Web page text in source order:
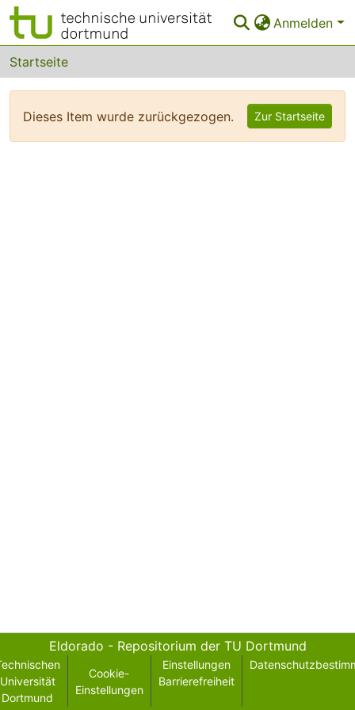
Anmelden
Bereiche & Sammlungen
Das gesamte Repositorium
FAQ
Startseite
Dieses Item wurde zurückgezogen. Zur Startseite
Eldorado - Repositorium der TU Dortmund
Universität
Dortmund
Cookie-
Einstellungen
Einstellungen
Barrierefreiheit